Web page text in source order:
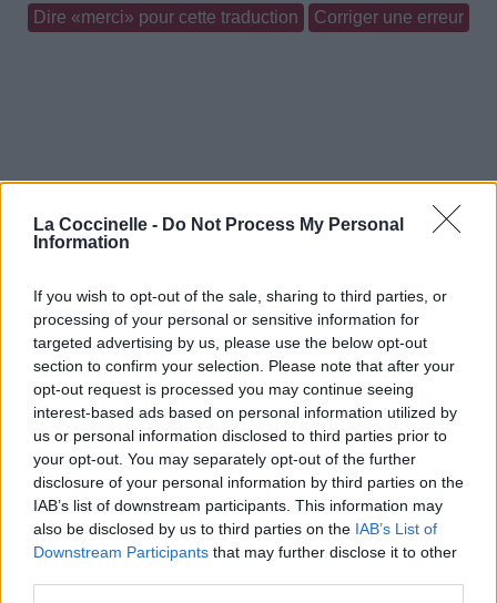
La Coccinelle - Do Not Process My Personal
Information
If you wish to opt-out of the sale, sharing to third parties, or
processing of your personal or sensitive information for
targeted advertising by us, please use the below opt-out
section to confirm your selection. Please note that after your
opt-out request is processed you may continue seeing
interest-based ads based on personal information utilized by
us or personal information disclosed to third parties prior to
your opt-out. You may separately opt-out of the further
disclosure of your personal information by third parties on the
IAB’s list of downstream participants. This information may
also be disclosed by us to third parties on the IAB’s List of
Downstream Participants that may further disclose it to other
Dire «merci» pour cette traduction Corriger une erreur